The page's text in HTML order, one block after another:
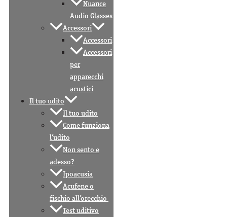
Nuance
Audio Glasses
Accessori
Accessori
Accessori
per
apparecchi
acustici
Il tuo udito
Il tuo udito
Come funziona
l’udito
Non sento e
adesso?
Ipoacusia
Acufene o
fischio all’orecchio
Test uditivo